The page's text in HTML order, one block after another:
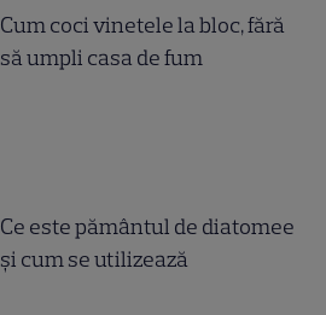
Cum coci vinetele la bloc, fără
să umpli casa de fum
Ce este pământul de diatomee
și cum se utilizează